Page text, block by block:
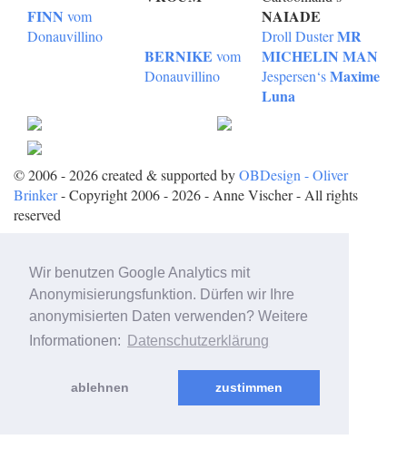
Wir benutzen Google Analytics mit
Anonymisierungsfunktion. Dürfen wir Ihre
anonymisierten Daten verwenden? Weitere
Informationen:
Datenschutzerklärung
ablehnen zustimmen
FINN vom
Donauvillino
NAIADE
BERNIKE vom
Donauvillino
Droll DusterMR
MICHELIN MAN
Jespersen‘sMaxime
Luna
© 2006 - 2026 created & supported byOBDesign - Oliver
Brinker- Copyright 2006 - 2026 - Anne Vischer - All rights
reserved